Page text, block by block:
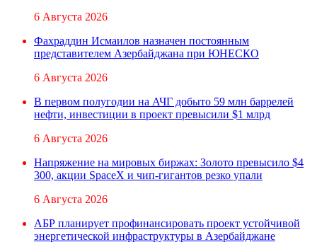
6 Августа 2026
Фахраддин Исмаилов назначен постоянным
представителем Азербайджана при ЮНЕСКО
6 Августа 2026
В первом полугодии на АЧГ добыто 59 млн баррелей
нефти, инвестиции в проект превысили $1 млрд
6 Августа 2026
Напряжение на мировых биржах: Золото превысило $4
300, акции SpaceX и чип-гигантов резко упали
6 Августа 2026
АБР планирует профинансировать проект устойчивой
энергетической инфраструктуры в Азербайджане